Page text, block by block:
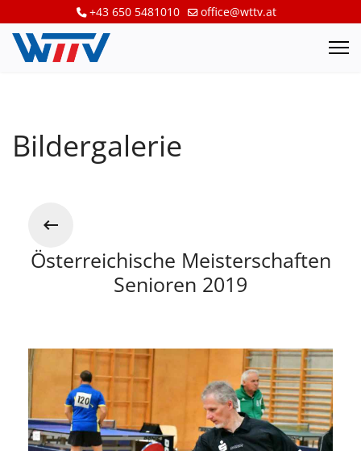
+43 650 5481010 office@wttv.at
Bildergalerie
Österreichische Meisterschaften
Senioren 2019